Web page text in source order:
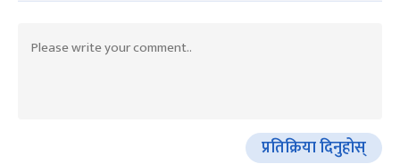
प्रतिक्रिया दिनुहोस्